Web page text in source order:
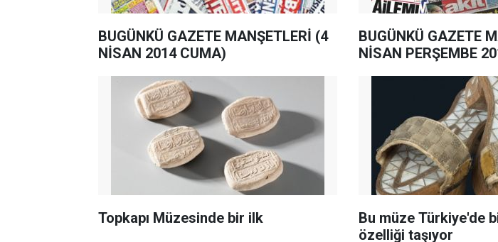
BUGÜNKÜ GAZETE MANŞETLERİ (4
NİSAN 2014 CUMA)
BUGÜNKÜ GAZETE
NİSAN PERŞEMBE
Topkapı Müzesinde bir ilk
Bu müze Türkiye'de
özelliği taşıyor